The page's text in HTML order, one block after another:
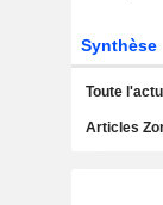
Synthèse
Toute
Articles